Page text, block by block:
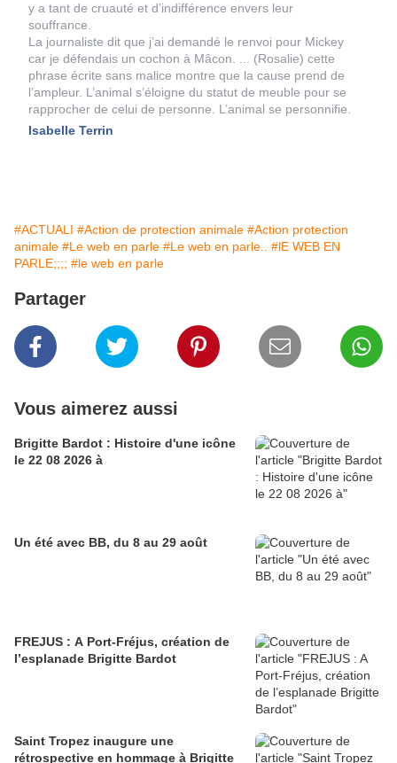
y a tant de cruauté et d’indifférence envers leur
souffrance.
La journaliste dit que j’ai demandé le renvoi pour Mickey
car je défendais un cochon à Mâcon. ... (Rosalie) cette
phrase écrite sans malice montre que la cause prend de
l’ampleur. L’animal s’éloigne du statut de meuble pour se
rapprocher de celui de personne. L’animal se personnifie.
Isabelle Terrin
#ACTUALI #Action de protection animale #Action protection
animale #Le web en parle #Le web en parle..
#lE WEB EN
PARLE;;;; #le web en parle
Partager
Vous aimerez aussi
Brigitte Bardot : Histoire d'une icône
le 22 08 2026 à
Un été avec BB, du 8 au 29 août
FREJUS : A Port-Fréjus, création de
l’esplanade Brigitte Bardot
Saint Tropez inaugure une
rétrospective en hommage à Brigitte